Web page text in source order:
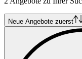
Neue Angebote zuerst